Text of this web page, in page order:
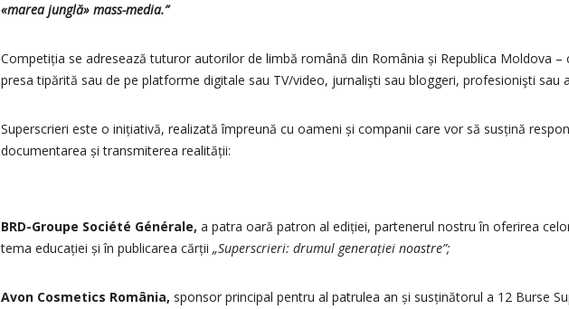
«marea junglă» mass-media.”
Competiția se adresează tuturor autorilor de limbă română din România și Republica Moldova –
presa tipărită sau de pe platforme digitale sau TV/video, jurnalişti sau bloggeri, profesionişti sau
Superscrieri este o inițiativă, realizată împreună cu oameni și companii care vor să susțină
documentarea și transmiterea realității:
BRD-Groupe Société Générale, a patra oară patron al ediției, partenerul nostru în oferirea
tema educației și în publicarea cărții „Superscrieri: drumul generației noastre”;
Avon Cosmetics România, sponsor principal pentru al patrulea an și susținătorul a 12 Burse